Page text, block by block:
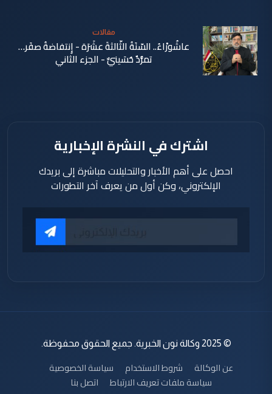
مقالات
عاشُورْاءُ.. السّنَةُ الثّالثةَ عشَرَة - إِنتفاضةُ صفَر…
تمرُّدٌ حُسَينيٌّ - الجزء الثاني
اشترك في النشرة الإخبارية
احصل على أهم الأخبار والتحليلات مباشرة إلى بريدك
الإلكتروني، وكن أول من يعرف آخر التطورات
© 2025 وكالة نون الخبرية. جميع الحقوق محفوظة.
عن الوكالة شروط الاستخدام
سياسة الخصوصية
سياسة ملفات تعريف الارتباط
اتصل بنا